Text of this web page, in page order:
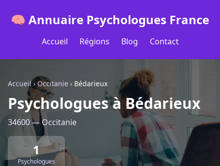
🧠 Annuaire Psychologues France
Accueil Régions Blog Contact
Accueil› Occitanie › Bédarieux
Psychologues à Bédarieux
34600 — Occitanie
1
Psychologues